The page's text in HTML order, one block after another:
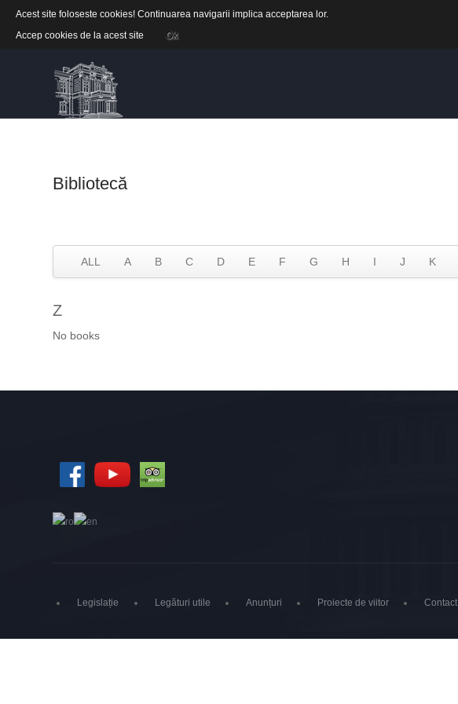
Bibliotecă
ALL A B C D E F G H I J K
Z
No books
Legislație Legături utile Anunțuri Proiecte de viitor Contact
Acest site foloseste cookies! Continuarea navigarii implica acceptarea lor.
Accep cookies de la acest site
Ok